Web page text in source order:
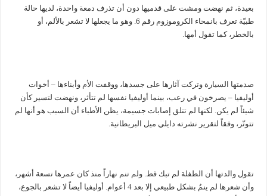
بعيدة، ثم نهضت ومشت على قدميها دون أن تذرف دمعة واحدة، لديها حالة
طبيّة تعرف بانمحاء الكروموزوم رقم 6. وهو ما يجعلها لا تشعر بالألم، أو
بالخطر، كما تقول أمها.
صدمتها السيارة وتركت آثارها على جسدها، ووقفت الأم وأبناءها – أخوات
أوليفيا – يصرخون في رعب، بينما أوليفيا نفسها لم تتأثر، ونهضت لتسير كأن
شيئاً لم يكن. لكنها لم تتلق إصابات جسيمة، يظن الأطباء أن السبب هو أنها لم
تتوتّر، وفقاً لتقرير نشرته دايلي ميل البريطانية.
تقول والدتها أن الطفلة لم تبك قط. ولم تنم نهاراً منذ كان عمرها تسعة أشهر،
وأن شعرها لم ينمُ بشكل طبيعي إلا بعد 4 أعوام. أوليفيا أيضاً لا تشعر بالجوع،